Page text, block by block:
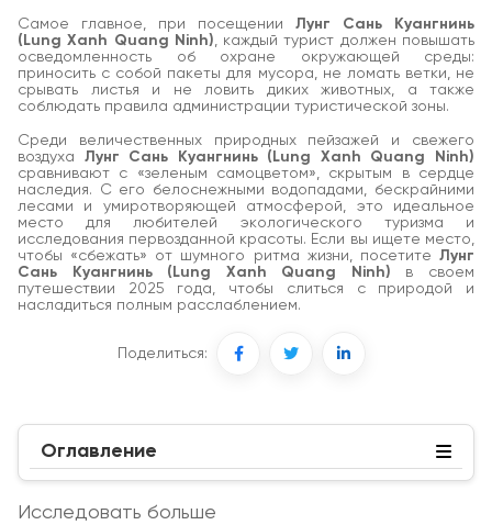
Самое главное, при посещении Лунг Сань Куангнинь
(Lung Xanh Quang Ninh), каждый турист должен повышать
осведомленность об охране окружающей среды:
приносить с собой пакеты для мусора, не ломать ветки, не
срывать листья и не ловить диких животных, а также
соблюдать правила администрации туристической зоны.
Среди величественных природных пейзажей и свежего
воздуха Лунг Сань Куангнинь (Lung Xanh Quang Ninh)
сравнивают с «зеленым самоцветом», скрытым в сердце
наследия. С его белоснежными водопадами, бескрайними
лесами и умиротворяющей атмосферой, это идеальное
место для любителей экологического туризма и
исследования первозданной красоты. Если вы ищете место,
чтобы «сбежать» от шумного ритма жизни, посетите Лунг
Сань Куангнинь (Lung Xanh Quang Ninh) в своем
путешествии 2025 года, чтобы слиться с природой и
насладиться полным расслаблением.
Поделиться:
Оглавление
Исследовать больше